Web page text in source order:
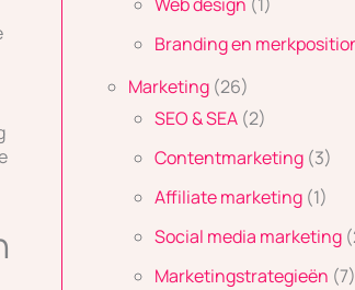
Web design (1)
Branding en
Marketing (26)
SEO & SEA (2)
Contentmarketing (3)
Affiliate marketing (1)
Social media marketing
Marketingstrategieën (7)